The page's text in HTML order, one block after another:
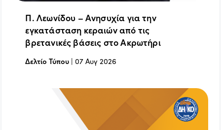
Π. Λεωνίδου – Ανησυχία για την
εγκατάσταση κεραιών από τις
βρετανικές βάσεις στο Ακρωτήρι
Δελτίο Τύπου |07 Αυγ 2026